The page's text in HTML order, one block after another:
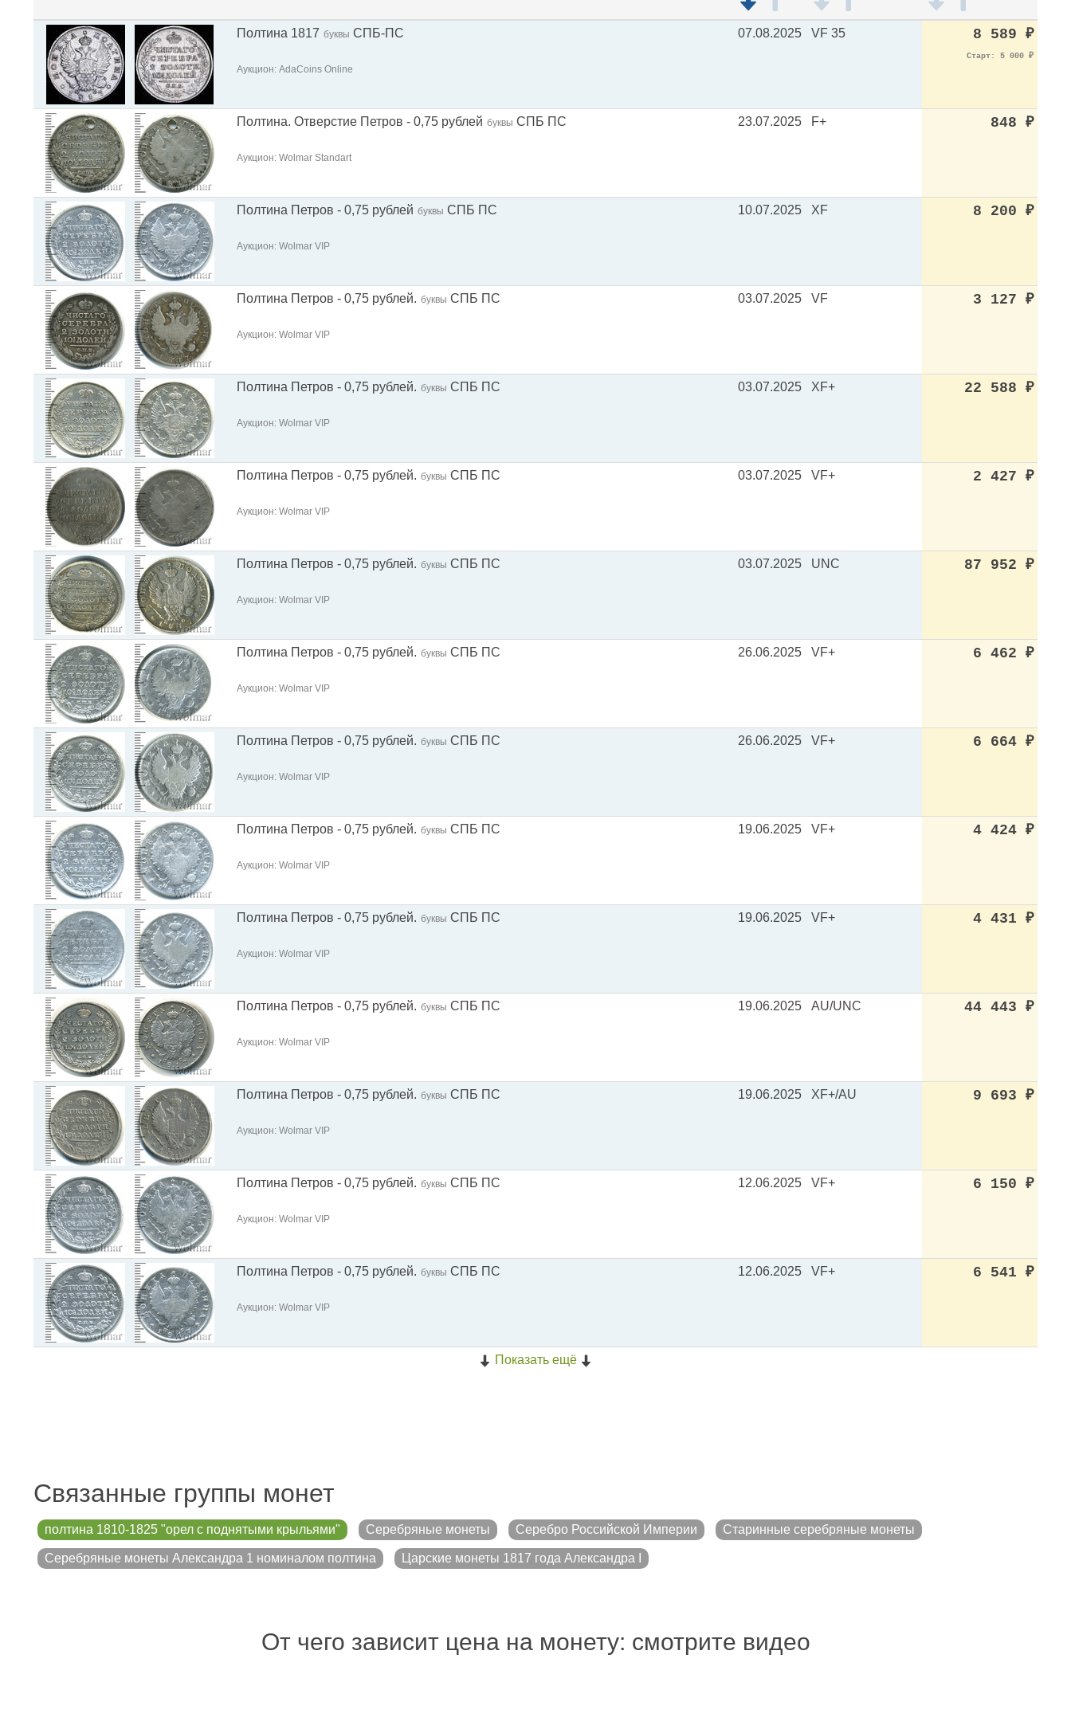
Полтина 1817 буквы СПБ-ПС
Аукцион: AdaCoins Online
07.08.2025 VF 35 8 589 ₽
Старт: 5 000 ₽
Полтина. Отверстие Петров - 0,75 рублей буквы СПБ ПС
Аукцион: Wolmar Standart
23.07.2025 F+ 848 ₽
Полтина Петров - 0,75 рублей буквы СПБ ПС
Аукцион: Wolmar VIP
10.07.2025 XF 8 200 ₽
Полтина Петров - 0,75 рублей. буквы СПБ ПС
Аукцион: Wolmar VIP
03.07.2025 VF 3 127 ₽
Полтина Петров - 0,75 рублей. буквы СПБ ПС
Аукцион: Wolmar VIP
03.07.2025 XF+ 22 588 ₽
Полтина Петров - 0,75 рублей. буквы СПБ ПС
Аукцион: Wolmar VIP
03.07.2025 VF+ 2 427 ₽
Полтина Петров - 0,75 рублей. буквы СПБ ПС
Аукцион: Wolmar VIP
03.07.2025 UNC 87 952 ₽
Полтина Петров - 0,75 рублей. буквы СПБ ПС
Аукцион: Wolmar VIP
26.06.2025 VF+ 6 462 ₽
Полтина Петров - 0,75 рублей. буквы СПБ ПС
Аукцион: Wolmar VIP
26.06.2025 VF+ 6 664 ₽
Полтина Петров - 0,75 рублей. буквы СПБ ПС
Аукцион: Wolmar VIP
19.06.2025 VF+ 4 424 ₽
Полтина Петров - 0,75 рублей. буквы СПБ ПС
Аукцион: Wolmar VIP
19.06.2025 VF+ 4 431 ₽
Полтина Петров - 0,75 рублей. буквы СПБ ПС
Аукцион: Wolmar VIP
19.06.2025 AU/UNC 44 443 ₽
Полтина Петров - 0,75 рублей. буквы СПБ ПС
Аукцион: Wolmar VIP
19.06.2025 XF+/AU 9 693 ₽
Полтина Петров - 0,75 рублей. буквы СПБ ПС
Аукцион: Wolmar VIP
12.06.2025 VF+ 6 150 ₽
Полтина Петров - 0,75 рублей. буквы СПБ ПС
Аукцион: Wolmar VIP
12.06.2025 VF+ 6 541 ₽
Показать ещё
Связанные группы монет
полтина 1810-1825 "орел с поднятыми крыльями" Серебряные монеты Серебро Российской Империи Старинные серебряные монеты
Серебряные монеты Александра 1 номиналом полтина Царские монеты 1817 года Александра I
От чего зависит цена на монету: смотрите видео